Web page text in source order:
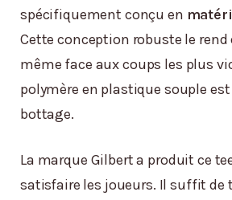
spécifiquement conçu en
Cette conception robuste le
même face aux coups les plus
polymère en plastique souple
bottage.
La marque Gilbert a produit ce
satisfaire les joueurs. Il suffit de